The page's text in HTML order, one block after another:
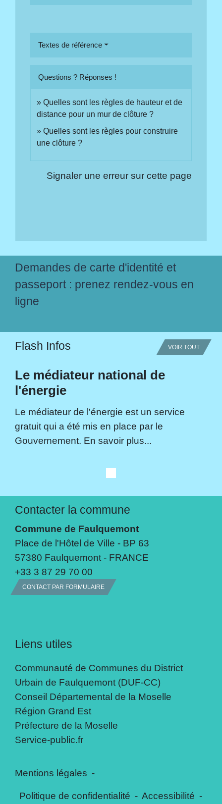
Textes de référence
Questions ? Réponses !
Quelles sont les règles de hauteur et de
distance pour un mur de clôture ?
Quelles sont les règles pour construire
une clôture ?
Signaler une erreur sur cette page
Demandes de carte d'identité et
passeport : prenez rendez-vous en
ligne
Flash Infos VOIR TOUT
Le médiateur national de
l'énergie
Le médiateur de l'énergie est un service
gratuit qui a été mis en place par le
Gouvernement. En savoir plus...
Contacter la commune
Commune de Faulquemont
Place de l'Hôtel de Ville - BP 63
57380 Faulquemont - FRANCE
+33 3 87 29 70 00
CONTACT PAR FORMULAIRE
Liens utiles
Communauté de Communes du District
Urbain de Faulquemont (DUF-CC)
Conseil Départemental de la Moselle
Région Grand Est
Préfecture de la Moselle
Service-public.fr
Mentions légales -
Politique de confidentialité - Accessibilité -